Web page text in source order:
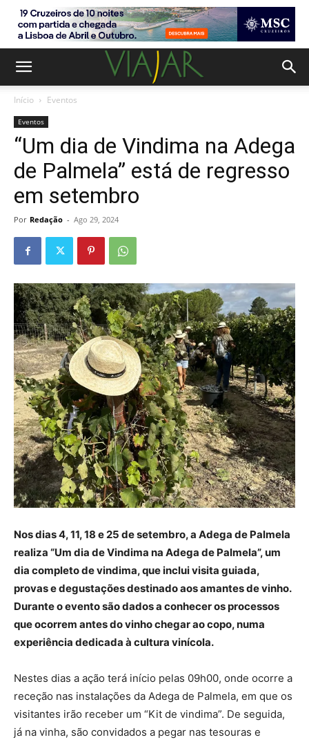
Início Eventos
Eventos
“Um dia de Vindima na Adega
de Palmela” está de regresso
em setembro
Por Redação - Ago 29, 2024
Nos dias 4, 11, 18 e 25 de setembro, a Adega de Palmela
realiza “Um dia de Vindima na Adega de Palmela”, um
dia completo de vindima, que inclui visita guiada,
provas e degustações destinado aos amantes de vinho.
Durante o evento são dados a conhecer os processos
que ocorrem antes do vinho chegar ao copo, numa
experiência dedicada à cultura vinícola.
Nestes dias a ação terá início pelas 09h00, onde ocorre a
receção nas instalações da Adega de Palmela, em que os
visitantes irão receber um “Kit de vindima”. De seguida,
já na vinha, são convidados a pegar nas tesouras e